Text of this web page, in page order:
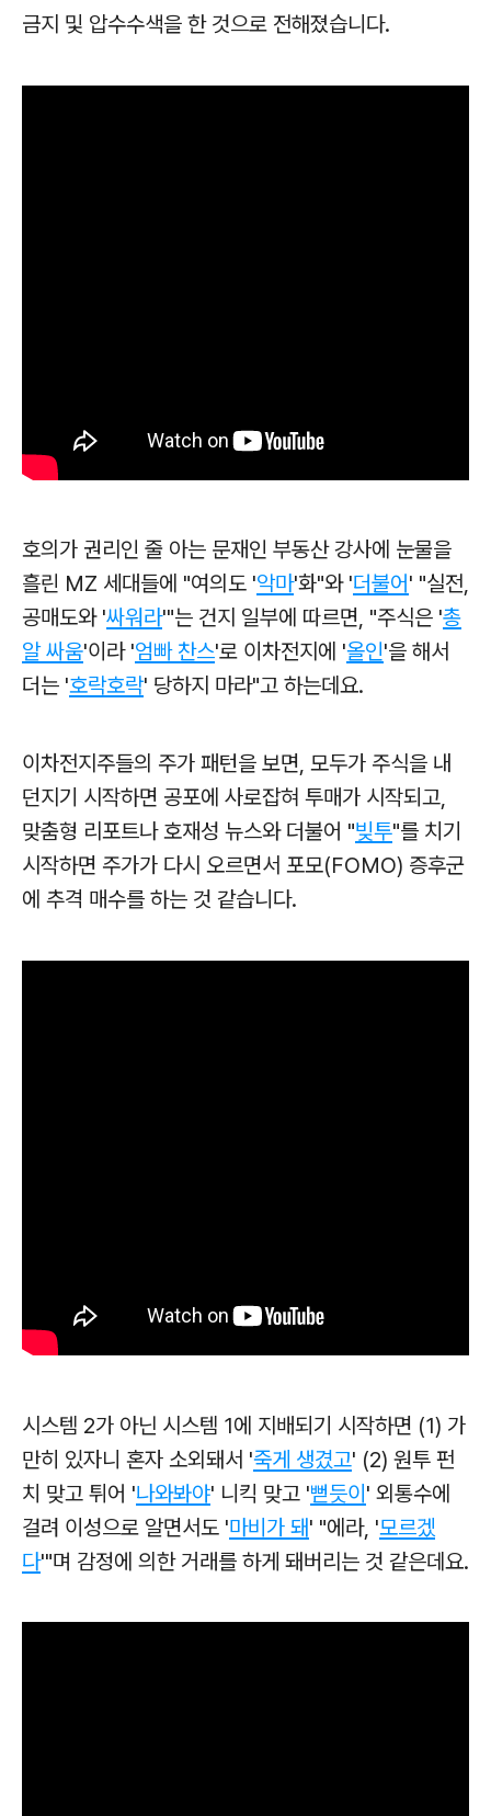
금지 및 압수수색을 한 것으로 전해졌습니다.
호의가 권리인 줄 아는 문재인 부동산 강사에 눈물을
흘린 MZ 세대들에 "여의도 '악마'화"와 '더불어' "실전,
공매도와 '싸워라'"는 건지 일부에 따르면, "주식은 '총
알 싸움'이라 '엄빠 찬스'로 이차전지에 '올인'을 해서
더는 '호락호락' 당하지 마라"고 하는데요.
이차전지주들의 주가 패턴을 보면, 모두가 주식을 내
던지기 시작하면 공포에 사로잡혀 투매가 시작되고,
맞춤형 리포트나 호재성 뉴스와 더불어 "빚투"를 치기
시작하면 주가가 다시 오르면서 포모(FOMO) 증후군
에 추격 매수를 하는 것 같습니다.
시스템 2가 아닌 시스템 1에 지배되기 시작하면 (1) 가
만히 있자니 혼자 소외돼서 '죽게 생겼고' (2) 원투 펀
치 맞고 튀어 '나와봐야' 니킥 맞고 '뻗듯이 ' 외통수에
걸려 이성으로 알면서도 '마비가 돼' "에라, '모르겠
다'"며 감정에 의한 거래를 하게 돼버리는 것 같은데요.